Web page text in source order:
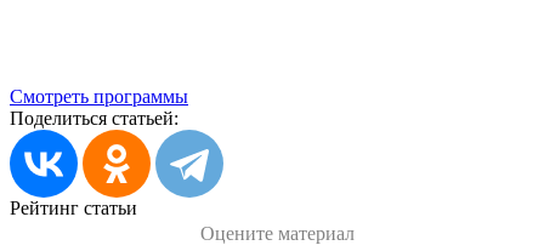
Смотреть программы
Поделиться статьей:
Рейтинг статьи
Оцените материал